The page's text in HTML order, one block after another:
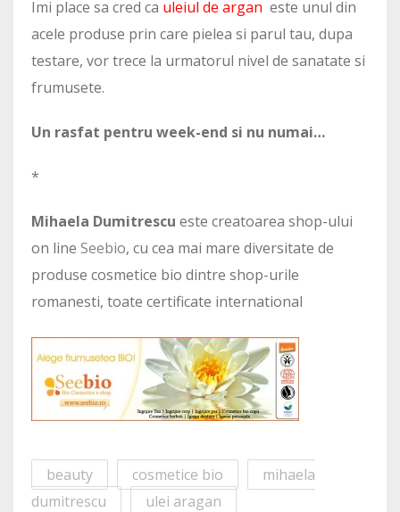
Imi place sa cred ca uleiul de argan este unul din
acele produse prin care pielea si parul tau, dupa
testare, vor trece la urmatorul nivel de sanatate si
frumusete.
Un rasfat pentru week-end si nu numai…
*
Mihaela Dumitrescu este creatoarea shop-ului
on line Seebio, cu cea mai mare diversitate de
produse cosmetice bio dintre shop-urile
romanesti, toate certificate international
beauty cosmetice bio
mihaela
dumitrescu
ulei aragan